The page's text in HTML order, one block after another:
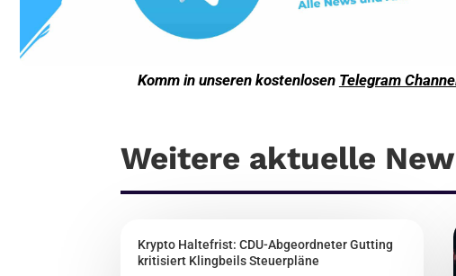
Komm in unseren kostenlosen Telegram
Weitere aktuelle
Krypto Haltefrist: CDU-Abgeordneter Gutting
kritisiert Klingbeils Steuerpläne